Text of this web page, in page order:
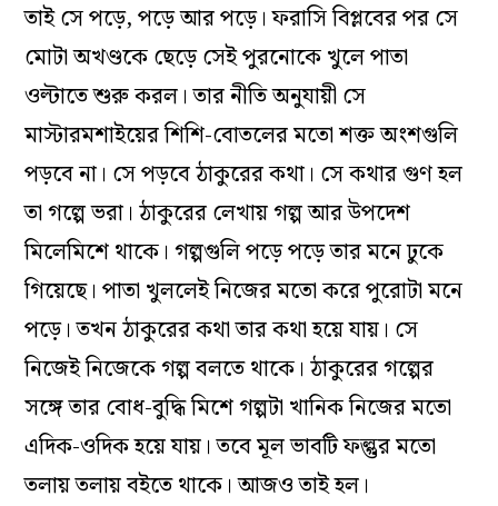
তাই সে পড়ে, পড়ে আর পড়ে। ফরাসি বিপ্লবের পর সে
মোটা অখণ্ডকে ছেড়ে সেই পুরনোকে খুলে পাতা
ওল্টাতে শুরু করল। তার নীতি অনুযায়ী সে
মাস্টারমশাইয়ের শিশি-বোতলের মতো শক্ত অংশগুলি
পড়বে না। সে পড়বে ঠাকুরের কথা। সে কথার গুণ হল
তা গল্পে ভরা। ঠাকুরের লেখায় গল্প আর উপদেশ
মিলেমিশে থাকে। গল্পগুলি পড়ে পড়ে তার মনে ঢুকে
গিয়েছে। পাতা খুললেই নিজের মতো করে পুরোটা মনে
পড়ে। তখন ঠাকুরের কথা তার কথা হয়ে যায়। সে
নিজেই নিজেকে গল্প বলতে থাকে। ঠাকুরের গল্পের
সঙ্গে তার বোধ-বুদ্ধি মিশে গল্পটা খানিক নিজের মতো
এদিক-ওদিক হয়ে যায়। তবে মূল ভাবটি ফল্গুর মতো
তলায় তলায় বইতে থাকে। আজও তাই হল।